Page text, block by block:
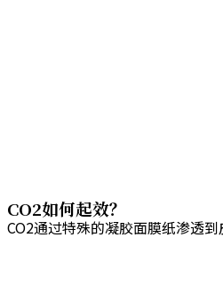
CO2如何起效？
CO2通过特殊的凝胶面膜纸渗透到